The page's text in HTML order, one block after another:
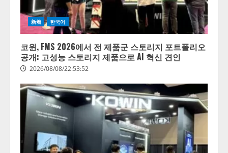
する調査】AIを組織として導入で
きている企業は26.8％。AI導入企
業の68.0％が、自社でのAI導入・
活用は「上手くいっている」と回
答
2026/08/07/13:53:50
4
ナレッジワーク、AIエンジニア油
井 誠（@myui）が入社。「セール
スAIエージェントOS」「営業領域
の業界特化LLM」の開発とAI研究
開発をリード
2026/08/07/10:54:31
新着 한국어
코윈, FMS 2026에서 전 제품군 스토리지 포트폴리오
공개: 고성능 스토리지 제품으로 AI 혁신 견인
2026/08/08/22:53:52